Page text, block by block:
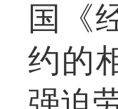
国《
约的